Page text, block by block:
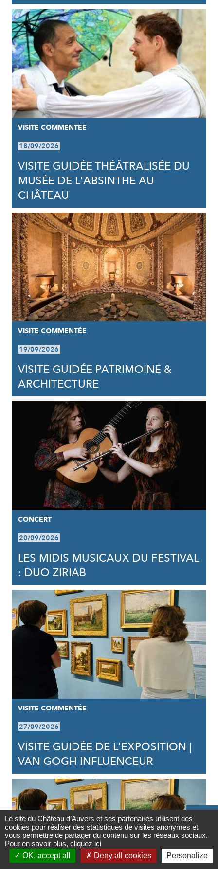
Contact

Newsletter
VISITE COMMENTÉE
18/09/2026
VISITE GUIDÉE THÉÂTRALISÉE DU
MUSÉE DE L'ABSINTHE AU
CHÂTEAU
VISITE COMMENTÉE
19/09/2026
VISITE GUIDÉE PATRIMOINE &
ARCHITECTURE
CONCERT
20/09/2026
LES MIDIS MUSICAUX DU FESTIVAL
: DUO ZIRIAB
VISITE COMMENTÉE
27/09/2026
VISITE GUIDÉE DE L'EXPOSITION |
VAN GOGH INFLUENCEUR
Le site du Château d’Auvers et ses partenaires utilisent des
cookies pour réaliser des statistiques de visites anonymes et
vous permettre de partager du contenu sur les réseaux sociaux.
Pour en savoir plus, cliquez ici
OK, accept all
Deny all cookies Personalize